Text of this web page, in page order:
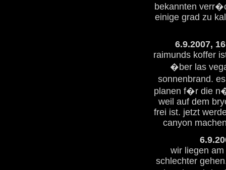
bekannten
einige grad zu
6.9.2007,
raimunds koffer
�ber las
sonnenbrand.
planen f�r die
weil auf dem
frei ist. jetzt
canyon
wir liegen
schlechter